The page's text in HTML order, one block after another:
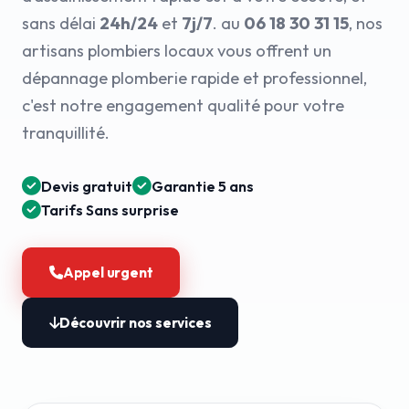
sans délai 24h/24 et 7j/7. au 06 18 30 31 15, nos
artisans plombiers locaux vous offrent un
dépannage plomberie rapide et professionnel,
c'est notre engagement qualité pour votre
tranquillité.
Devis gratuit
Garantie 5 ans
Tarifs Sans surprise
Appel urgent
Découvrir nos services